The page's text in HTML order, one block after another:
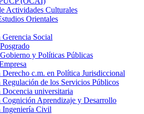
Actividades Culturales
Orientales
Gerencia Social
y Políticas Públicas
Derecho c.m. en Política Jurisdiccional
Regulación de los Servicios Públicos
Docencia universitaria
Cognición Aprendizaje y Desarrollo
Ingeniería Civil